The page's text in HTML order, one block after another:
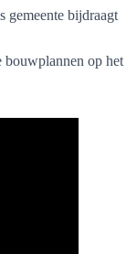
gemeente bijdraagt
bouwplannen op het